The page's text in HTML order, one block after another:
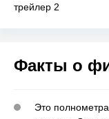
трейлер 2
Факты о
Это